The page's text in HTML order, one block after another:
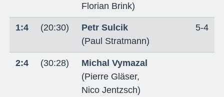
Florian Brink)
1:4 (20:30)
Petr Sulcik
(Paul Stratmann)
5-4
2:4 (30:28)
Michal Vymazal
(Pierre Gläser,
Nico Jentzsch)